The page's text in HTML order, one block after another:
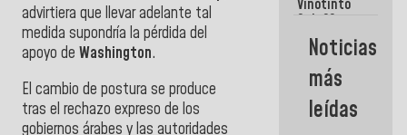
advirtiera que llevar adelante tal
medida supondría la pérdida del
apoyo de Washington.
El cambio de postura se produce
tras el rechazo expreso de los
gobiernos árabes y las autoridades
Maiquetía
Vinotinto
Sub 20
campeona
frente
México Sub
23 en los
Centroamericanos
Noticias
más
leídas